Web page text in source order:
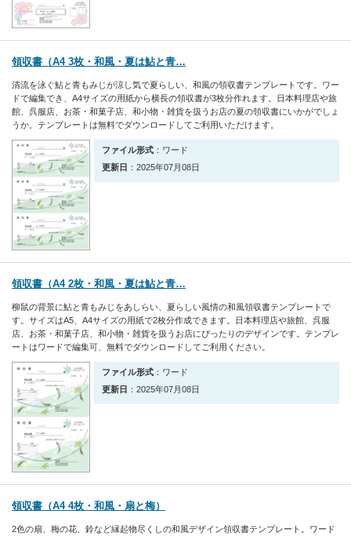
領収書（A4 3枚・和風・夏は鮎と青…
清流を泳ぐ鮎と青もみじが涼し気で夏らしい、和風の領収書テンプレートです。ワー
ドで編集でき、A4サイズの用紙から横長の領収書が3枚分作れます。日本料理店や旅
館、呉服店、お茶・和菓子店、和小物・雑貨を扱うお店の夏の領収書にいかがでしょ
うか。テンプレートは無料でダウンロードしてご利用いただけます。
ファイル形式 ：ワード
更新日 ：2025年07月08日
領収書（A4 2枚・和風・夏は鮎と青…
柳鼠の背景に鮎と青もみじをあしらい、夏らしい風情の和風領収書テンプレートで
す。サイズはA5、A4サイズの用紙で2枚分作成できます。日本料理店や旅館、呉服
店、お茶・和菓子店、和小物・雑貨を扱うお店にぴったりのデザインです。テンプレ
ートはワードで編集可、無料でダウンロードしてご利用ください。
ファイル形式 ：ワード
更新日 ：2025年07月08日
領収書（A4 4枚・和風・扇と梅）
2色の扇、梅の花、鈴など縁起物尽くしの和風デザイン領収書テンプレート。ワード